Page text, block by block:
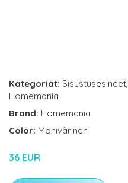
Kategoriat: Sisustusesineet,
Homemania
Brand: Homemania
Color: Monivärinen
36 EUR